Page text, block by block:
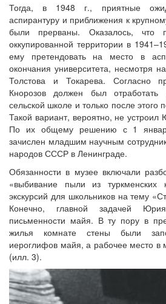
Тогда, в 1948 г., приятные
аспирантуру и приближения к
были прерваны. Оказалось, что
оккупированной территории в
ему претендовать на место в
окончания университета, несмотря
Толстова и Токарева. Согласно
Кнорозов должен был
сельской школе и только после этого
Такой вариант, вероятно, не устроил
По их общему решению с 1
зачислен младшим научным
народов СССР в Ленинграде.
Обязанности в музее включали
«выбивание пыли из туркменских
экскурсий для школьников на тему
Конечно, главной задачей
письменности майя. В ту пору в
жилья комнате стены были
иероглифов майя, а рабочее место в
(илл. 3).